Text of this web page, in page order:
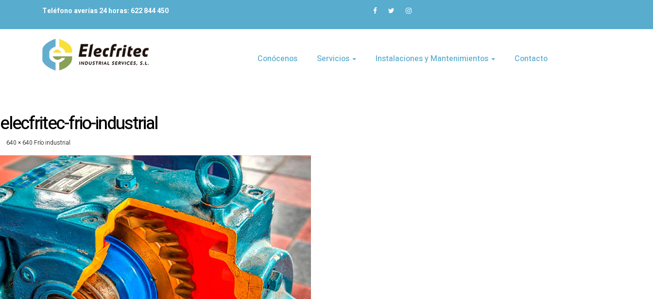
Teléfono averías 24 horas: 622 844 450
Conócenos Servicios Instalaciones y Mantenimientos Contacto
elecfritec-frio-industrial
640 × 640 Frío industrial